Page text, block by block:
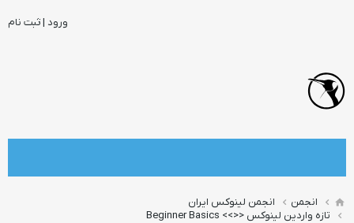
ورود | ثبت نام
انجمن
انجمن لینوکس ایران
تازه واردین لینوکس <<>> Beginner Basics